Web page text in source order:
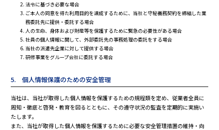
法令に基づき必要な場合
ご本人の同意を得た利用目的を達成するために、当社と守秘義務契約を締結した業
務委託先に提供・委託する場合
人の生命、身体および財産等を保護するために緊急の必要性がある場合
社員の個人情報に関して、外部委託先の事務処理の委託をする場合
当社の派遣先企業に対して提供する場合
研修事業をグループ会社に委託する場合
5. 個人情報保護のための安全管理
当社は、当社が取得した個人情報を保護するための規程類を定め、従業者全員に
周知・徹底と啓発・教育を図るとともに、その遵守状況の監査を定期的に実施い
たします。
また、当社が取得した個人情報を保護するために必要な安全管理措置の維持・向